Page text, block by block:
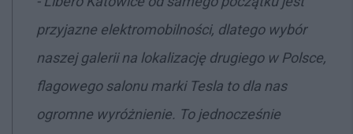
przyjazne elektromobilności, dlatego wybór
naszej galerii na lokalizację drugiego w Polsce,
flagowego salonu marki Tesla to dla nas
ogromne wyróżnienie. To jednocześnie